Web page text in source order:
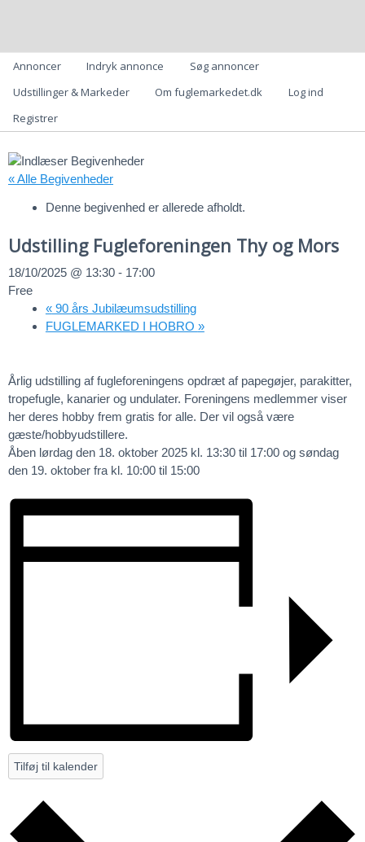
Hovedmenu
Annoncer Indryk annonce
Søg annoncer
Udstillinger & Markeder
Om fuglemarkedet.dk
Log ind
Registrer
« Alle Begivenheder
Denne begivenhed er allerede afholdt.
Udstilling Fugleforeningen Thy og Mors
18/10/2025 @ 13:30 - 17:00
Free
«90 års Jubilæumsudstilling
FUGLEMARKED I HOBRO »
Årlig udstilling af fugleforeningens opdræt af papegøjer, parakitter,
tropefugle, kanarier og undulater. Foreningens medlemmer viser
her deres hobby frem gratis for alle. Der vil også være
gæste/hobbyudstillere.
Åben lørdag den 18. oktober 2025 kl. 13:30 til 17:00 og søndag
den 19. oktober fra kl. 10:00 til 15:00
Tilføj til kalender